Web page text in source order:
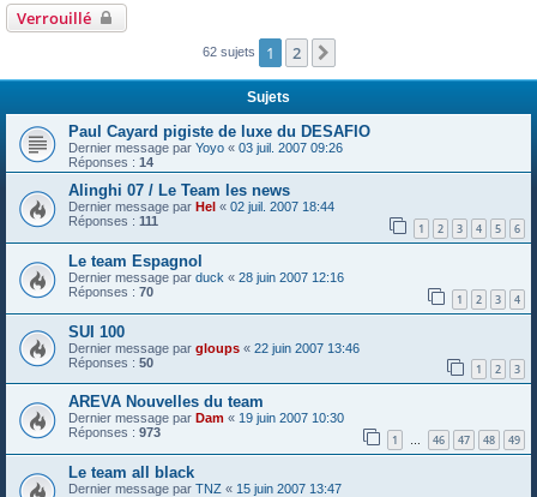
Verrouillé
62 sujets 1 2
Sujets
Paul Cayard pigiste de luxe du DESAFIO
Dernier message par Yoyo « 03 juil. 2007 09:26
Réponses : 14
Alinghi 07 / Le Team les news
Dernier message par Hel « 02 juil. 2007 18:44
Réponses : 111 1 2 3 4 5 6
Le team Espagnol
Dernier message par duck « 28 juin 2007 12:16
Réponses : 70 1 2 3 4
SUI 100
Dernier message par gloups « 22 juin 2007 13:46
Réponses : 50 1 2 3
AREVA Nouvelles du team
Dernier message par Dam « 19 juin 2007 10:30
Réponses : 973 1 … 46 47 48 49
Le team all black
Dernier message par TNZ « 15 juin 2007 13:47